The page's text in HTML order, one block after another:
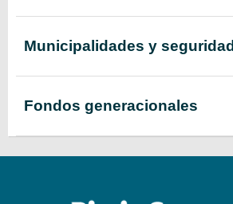
Municipalidades y seguridad
Fondos generacionales